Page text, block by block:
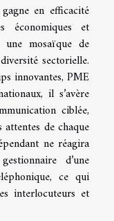
en efficacité
économiques et
une mosaïque de
sectorielle.
innovantes, PME
il s’avère
ciblée,
de chaque
ne réagira
d’une
ce qui
interlocuteurs et